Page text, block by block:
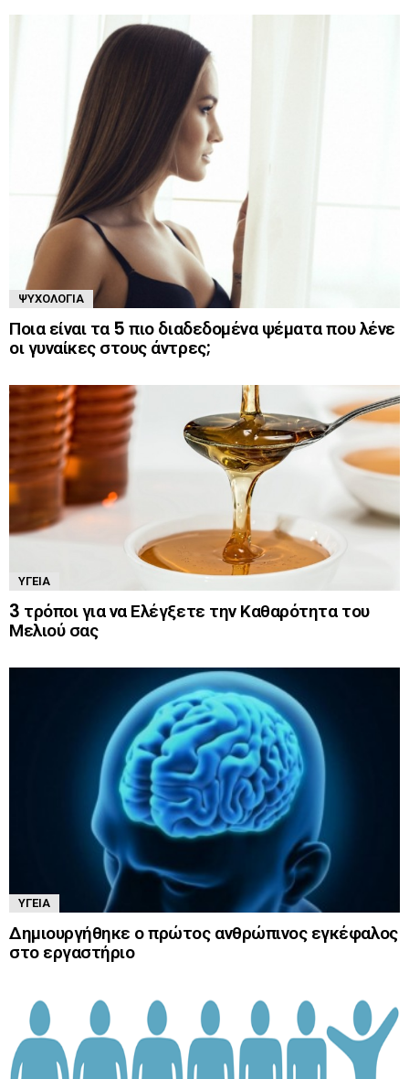
ΨΥΧΟΛΟΓΊΑ
Ποια είναι τα 5 πιο διαδεδομένα ψέματα που λένε
οι γυναίκες στους άντρες;
ΥΓΕΊΑ
3 τρόποι για να Ελέγξετε την Καθαρότητα του
Μελιού σας
ΥΓΕΊΑ
Δημιουργήθηκε ο πρώτος ανθρώπινος εγκέφαλος
στο εργαστήριο